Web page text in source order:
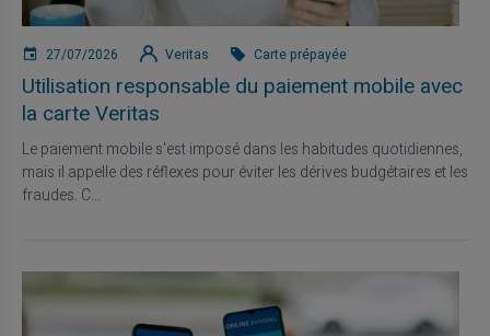
27/07/2026 Veritas Carte prépayée
Utilisation responsable du paiement mobile avec
la carte Veritas
Le paiement mobile s'est imposé dans les habitudes quotidiennes,
mais il appelle des réflexes pour éviter les dérives budgétaires et les
fraudes. C...